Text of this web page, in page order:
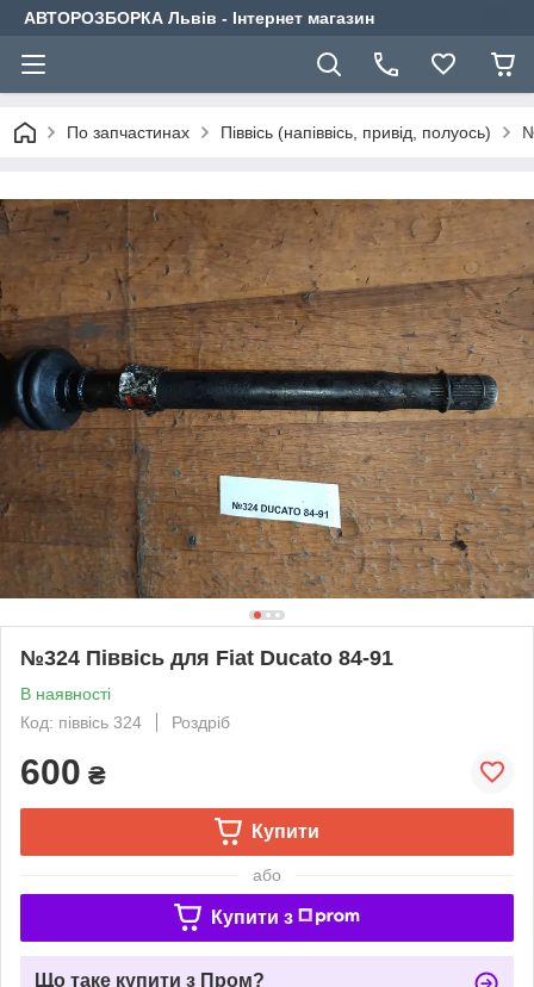
АВТОРОЗБОРКА Львів - Інтернет магазин
По запчастинах Піввісь (напіввісь, привід, полуось)
№324 Піввісь для Fiat Ducato 84-91
В наявності
Код: піввісь 324
Роздріб
600 ₴
Купити
або
Купити з
Що таке купити з Пром?